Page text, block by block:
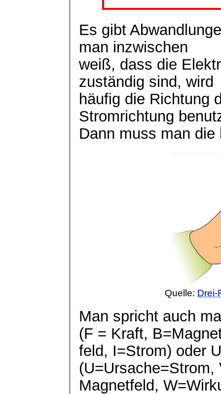
Es gibt
man inzwischen
weiß, dass die
zuständig sind, wird
häufig die Richtung
Stromrichtung
Dann muss man
Quelle: Drei-
Man spricht auch
(F = Kraft,
feld, I=Strom) oder
(U=Ursache=Strom,
Magnetfeld,